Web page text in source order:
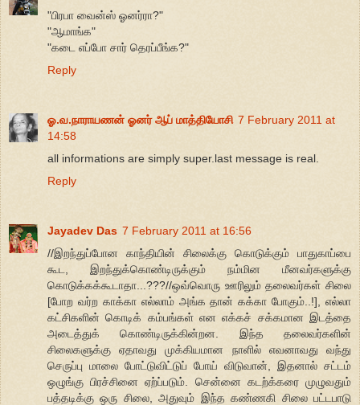
"பிரபா வைன்ஸ் ஓனர்ரா?"
"ஆமாங்க"
"கடை எப்போ சார் தெரப்பீங்க?"
Reply
ஓ.வ.நாராயணன் ஓனர் ஆப் மாத்தியோசி 7 February 2011 at
14:58
all informations are simply super.last message is real.
Reply
Jayadev Das 7 February 2011 at 16:56
//இறந்துப்போன காந்தியின் சிலைக்கு கொடுக்கும் பாதுகாப்பை
கூட, இறந்துக்கொண்டிருக்கும் நம்மின மீனவர்களுக்கு
கொடுக்கக்கூடாதா...???//ஒவ்வொரு ஊரிலும் தலைவர்கள் சிலை
[போற வர்ற காக்கா எல்லாம் அங்க தான் கக்கா போகும்..!], எல்லா
கட்சிகளின் கொடிக் கம்பங்கள் என எக்கச் சக்கமான இடத்தை
அடைத்துக் கொண்டிருக்கின்றன. இந்த தலைவர்களின்
சிலைகளுக்கு ஏதாவது முக்கியமான நாளில் எவனாவது வந்து
செருப்பு மாலை போட்டுவிட்டுப் போய் விடுவான், இதனால் சட்டம்
ஒழுங்கு பிரச்சினை ஏற்ப்படும். சென்னை கடற்க்கரை முழுவதும்
பத்தடிக்கு ஒரு சிலை, அதுவும் இந்த கண்ணகி சிலை பட்டபாடு